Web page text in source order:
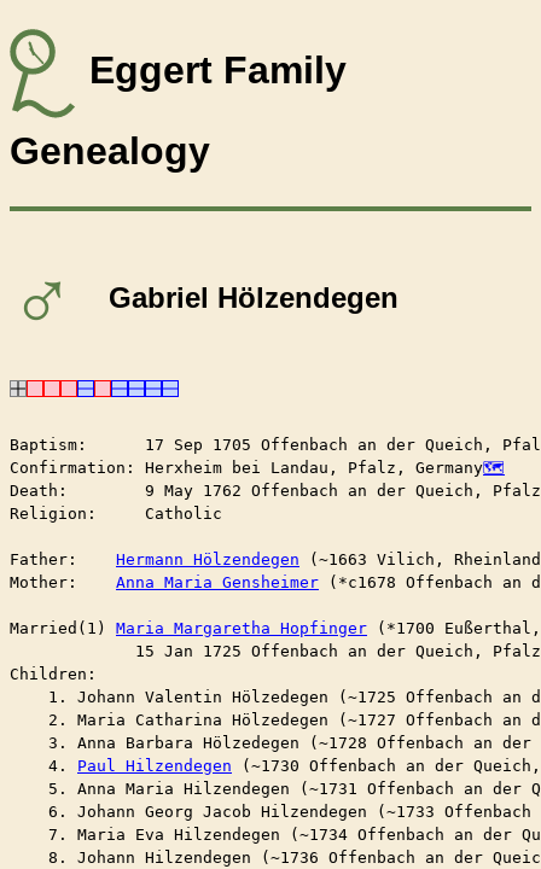
Eggert Family
Genealogy
♂ Gabriel Hölzendegen
Baptism:      17 Sep 1705 Offenbach an der Queich,
Confirmation: Herxheim bei Landau, Pfalz, Germany
Death:        9 May 1762 Offenbach an der Queich, Pfalz,
Religion:     Catholic
Father: Hermann Hölzendegen (~1663 Vilich,
Mother: Anna Maria Gensheimer (*c1678 Offenbach an
Married(1) Maria Margaretha Hopfinger (*1700
15 Jan 1725 Offenbach an der Queich,
Children:
1. Johann Valentin Hölzedegen (~1725 Offenbach an
2. Maria Catharina Hölzedegen (~1727 Offenbach an
3. Anna Barbara Hölzedegen (~1728 Offenbach an der
    4.
Paul Hilzendegen (~1730 Offenbach an der
5. Anna Maria Hilzendegen (~1731 Offenbach an der
6. Johann Georg Jacob Hilzendegen (~1733 Offenbach
7. Maria Eva Hilzendegen (~1734 Offenbach an der
8. Johann Hilzendegen (~1736 Offenbach an der